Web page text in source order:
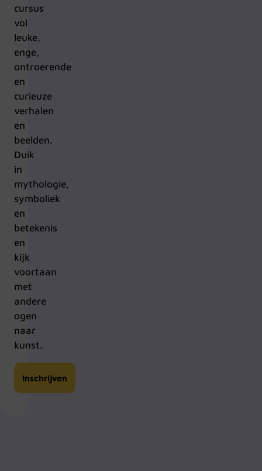
cursus
vol
leuke,
enge,
ontroerende
en
curieuze
verhalen
en
beelden.
Duik
in
mythologie,
symboliek
en
betekenis
en
kijk
voortaan
met
andere
ogen
naar
kunst.
Inschrijven